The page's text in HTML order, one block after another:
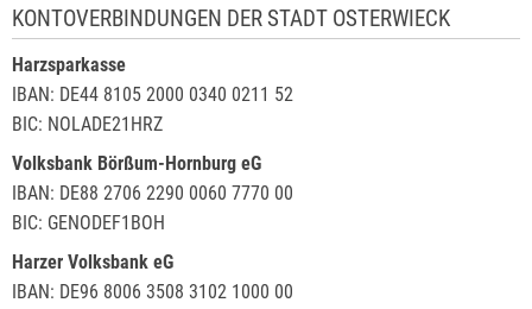
KONTOVERBINDUNGEN DER STADT OSTERWIECK
Harzsparkasse
IBAN: DE44 8105 2000 0340 0211 52
BIC: NOLADE21HRZ
Volksbank Börßum-Hornburg eG
IBAN: DE88 2706 2290 0060 7770 00
BIC: GENODEF1BOH
Harzer Volksbank eG
IBAN: DE96 8006 3508 3102 1000 00